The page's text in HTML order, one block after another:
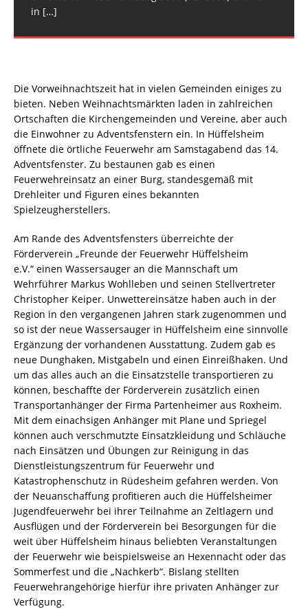
in […]
Die Vorweihnachtszeit hat in vielen Gemeinden einiges zu
bieten. Neben Weihnachtsmärkten laden in zahlreichen
Ortschaften die Kirchengemeinden und Vereine, aber auch
die Einwohner zu Adventsfenstern ein. In Hüffelsheim
öffnete die örtliche Feuerwehr am Samstagabend das 14.
Adventsfenster. Zu bestaunen gab es einen
Feuerwehreinsatz an einer Burg, standesgemäß mit
Drehleiter und Figuren eines bekannten
Spielzeugherstellers.
Am Rande des Adventsfensters überreichte der
Förderverein „Freunde der Feuerwehr Hüffelsheim
e.V.“ einen Wassersauger an die Mannschaft um
Wehrführer Markus Wohlleben und seinen Stellvertreter
Christopher Keiper. Unwettereinsätze haben auch in der
Region in den vergangenen Jahren stark zugenommen und
so ist der neue Wassersauger in Hüffelsheim eine sinnvolle
Ergänzung der vorhandenen Ausstattung. Zudem gab es
neue Dunghaken, Mistgabeln und einen Einreißhaken. Und
um das alles auch an die Einsatzstelle transportieren zu
können, beschaffte der Förderverein zusätzlich einen
Transportanhänger der Firma Partenheimer aus Roxheim.
Mit dem einachsigen Anhänger mit Plane und Spriegel
können auch verschmutzte Einsatzkleidung und Schläuche
nach Einsätzen und Übungen zur Reinigung in das
Dienstleistungszentrum für Feuerwehr und
Katastrophenschutz in Rüdesheim gefahren werden. Von
der Neuanschaffung profitieren auch die Hüffelsheimer
Jugendfeuerwehr bei ihrer Teilnahme an Zeltlagern und
Ausflügen und der Förderverein bei Besorgungen für die
weit über Hüffelsheim hinaus beliebten Veranstaltungen
der Feuerwehr wie beispielsweise an Hexennacht oder das
Sommerfest und die „Nachkerb“. Bislang stellten
Feuerwehrangehörige hierfür ihre privaten Anhänger zur
Verfügung.